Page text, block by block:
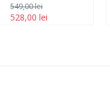
528,00 lei
549,00 lei